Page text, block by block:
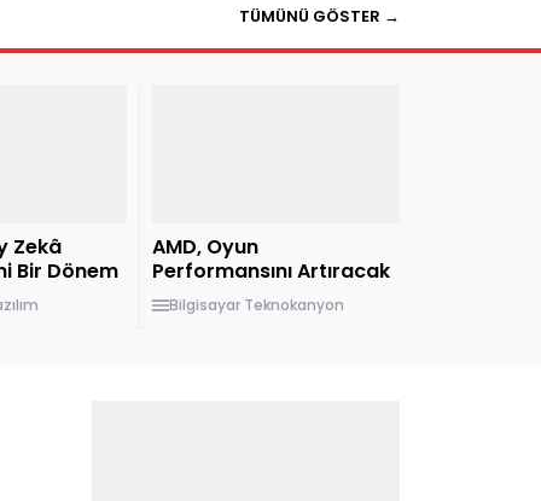
TÜMÜNÜ GÖSTER →
Zekâ
Bir Dönem
AMD, Oyun
Performansını Artıracak
Yeni Sürücü
Güncellemesi Yayınladı!
Bilgisayar Teknokanyon